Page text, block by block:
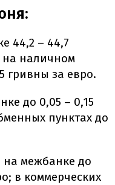
44,2 – 44,7
на наличном
гривны за евро.
до 0,05 – 0,15
пунктах до
на межбанке до
в коммерческих